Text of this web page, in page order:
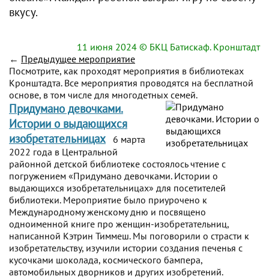
вкусу.
11 июня 2024 © БКЦ Батискаф. Кронштадт
← Предыдущее мероприятие
Посмотрите, как проходят мероприятия в библиотеках
Кронштадта. Все мероприятия проводятся на бесплатной
основе, в том числе для многодетных семей.
Придумано девочками.
Истории о выдающихся
изобретательницах
6 марта
2022 года в Центральной
районной детской библиотеке состоялось чтение с
погружением «Придумано девочками. Истории о
выдающихся изобретательницах» для посетителей
библиотеки. Мероприятие было приурочено к
Международному женскому дню и посвящено
одноименной книге про женщин-изобретательниц,
написанной Кэтрин Тиммеш. Мы поговорили о страсти к
изобретательству, изучили истории создания печенья с
кусочками шоколада, космического бампера,
автомобильных дворников и других изобретений.